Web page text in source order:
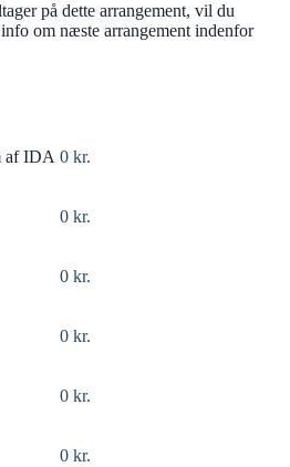
på dette arrangement, vil du
om næste arrangement indenfor
af IDA 0 kr.
0 kr.
0 kr.
0 kr.
0 kr.
0 kr.